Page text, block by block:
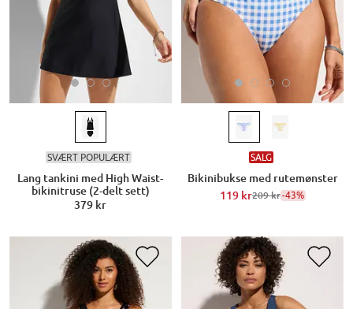
SVÆRT POPULÆRT
Lang tankini med High Waist-
bikinitruse (2-delt sett)
379 kr
SALG
Bikinibukse med rutemønster
119 kr209 kr-43%